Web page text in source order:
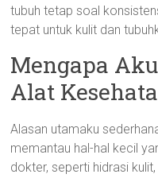
tubuh tetap soal
tepat untuk kulit dan
Mengapa
Alat
Alasan utamaku
memantau hal-hal kecil
dokter, seperti hidrasi